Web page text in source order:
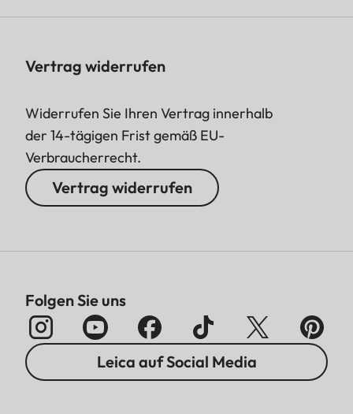
Vertrag widerrufen
Widerrufen Sie Ihren Vertrag innerhalb
der 14-tägigen Frist gemäß EU-
Verbraucherrecht.
Vertrag widerrufen
Folgen Sie uns
Leica auf Social Media